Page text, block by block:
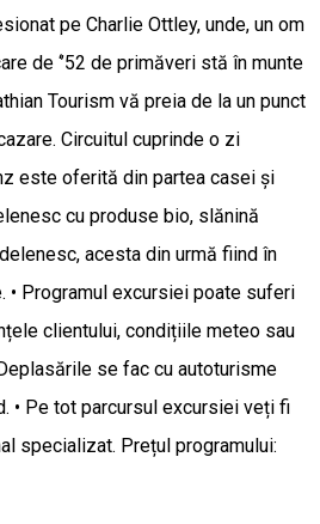
pe Charlie Ottley, unde, un om
de ‘’52 de primăveri stă în munte
Tourism vă preia de la un punct
Circuitul cuprinde o zi
este oferită din partea casei și
cu produse bio, slănină
acesta din urmă fiind în
Programul excursiei poate suferi
clientului, condițiile meteo sau
se fac cu autoturisme
• Pe tot parcursul excursiei veți fi
specializat. Prețul programului: